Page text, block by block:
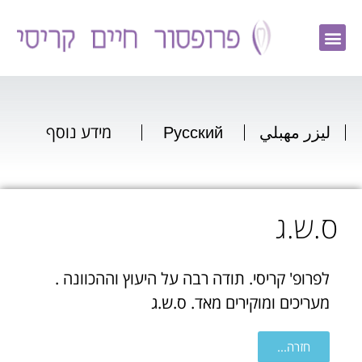
ليزر مهبلي Русский מידע נוסף
ס.ש.ג
לפרופ' קריסי. תודה רבה על היעוץ וההכוונה .
מעריכים ומוקירים מאד. ס.ש.ג
חזרה...